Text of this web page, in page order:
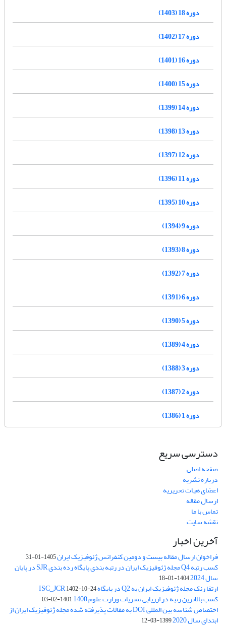
دوره 18 (1403)
دوره 17 (1402)
دوره 16 (1401)
دوره 15 (1400)
دوره 14 (1399)
دوره 13 (1398)
دوره 12 (1397)
دوره 11 (1396)
دوره 10 (1395)
دوره 9 (1394)
دوره 8 (1393)
دوره 7 (1392)
دوره 6 (1391)
دوره 5 (1390)
دوره 4 (1389)
دوره 3 (1388)
دوره 2 (1387)
دوره 1 (1386)
دسترسی سریع
صفحه اصلی
درباره نشریه
اعضای هیات تحریریه
ارسال مقاله
تماس با ما
نقشه سایت
آخرین اخبار
فراخوان ارسال مقاله بیست و دومین کنفرانس ژئوفیزیک ایران1405-01-31
کسب رتبه Q4 مجله ژئوفیزیک ایران در رتبه بندی پایگاه رده بندی SJR در پایان
سال 2024 1404-01-18
ارتقا رنک مجله ژئوفیزیک ایران به Q2 در پایگاه ISC_JCR 1402-10-24
کسب بالاترین رتبه در ارزیابی نشریات وزارت علوم 1400 1401-02-03
اختصاص شناسه بین المللی DOI به مقالات پذیرفته شده مجله ژئوفیزیک ایران از
ابتدای سال 2020 1399-03-12